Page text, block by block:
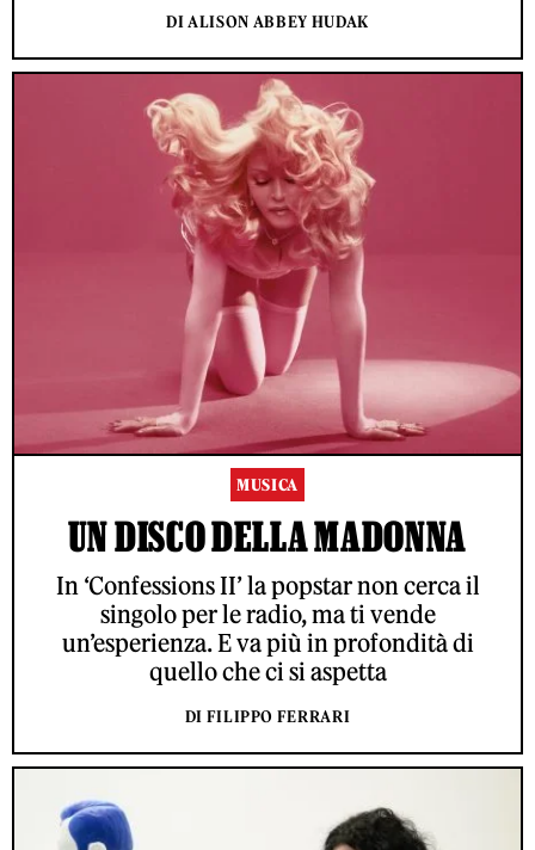
DI ALISON ABBEY HUDAK
MUSICA
UN DISCO DELLA MADONNA
In ‘Confessions II’ la popstar non cerca il
singolo per le radio, ma ti vende
un’esperienza. E va più in profondità di
quello che ci si aspetta
DI FILIPPO FERRARI